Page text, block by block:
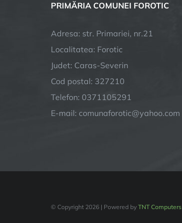
PRIMĂRIA COMUNEI FOROTIC
Adresa: str. Primariei, nr.21
Localitatea: Forotic
Judet: Caras-Severin
Cod postal: 327210
Telefon: 0371105291
E-mail: comunaforotic@yahoo.com
© Copyright 2026 | Powered by TNT Computers